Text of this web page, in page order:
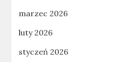
marzec 2026
luty 2026
styczeń 2026